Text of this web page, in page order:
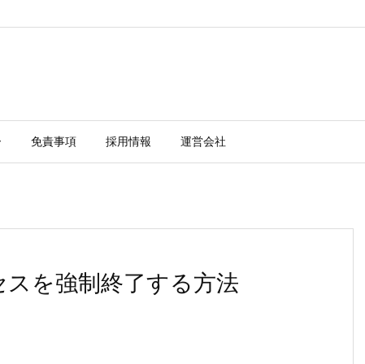
免責事項 採用情報 運営会社
を強制終了する方法